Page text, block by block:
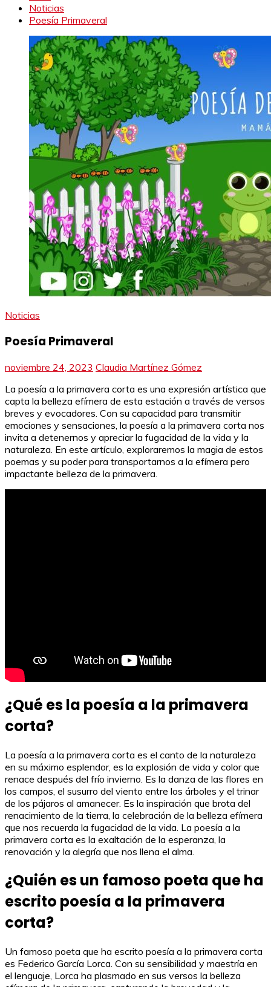
Noticias
Poesía Primaveral
Noticias
Poesía Primaveral
noviembre 24, 2023 Claudia Martínez Gómez
La poesía a la primavera corta es una expresión artística que
capta la belleza efímera de esta estación a través de versos
breves y evocadores. Con su capacidad para transmitir
emociones y sensaciones, la poesía a la primavera corta nos
invita a detenernos y apreciar la fugacidad de la vida y la
naturaleza. En este artículo, exploraremos la magia de estos
poemas y su poder para transportarnos a la efímera pero
impactante belleza de la primavera.
¿Qué es la poesía a la primavera
corta?
La poesía a la primavera corta es el canto de la naturaleza
en su máximo esplendor, es la explosión de vida y color que
renace después del frío invierno. Es la danza de las flores en
los campos, el susurro del viento entre los árboles y el trinar
de los pájaros al amanecer. Es la inspiración que brota del
renacimiento de la tierra, la celebración de la belleza efímera
que nos recuerda la fugacidad de la vida. La poesía a la
primavera corta es la exaltación de la esperanza, la
renovación y la alegría que nos llena el alma.
¿Quién es un famoso poeta que ha
escrito poesía a la primavera
corta?
Un famoso poeta que ha escrito poesía a la primavera corta
es Federico García Lorca. Con su sensibilidad y maestría en
el lenguaje, Lorca ha plasmado en sus versos la belleza